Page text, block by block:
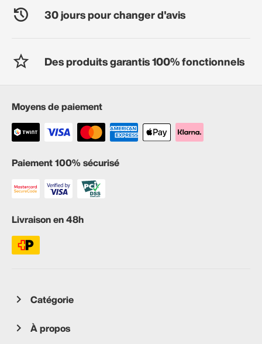
30 jours pour changer d'avis
Des produits garantis 100% fonctionnels
Moyens de paiement
Paiement 100% sécurisé
Livraison en 48h
Catégorie
À propos